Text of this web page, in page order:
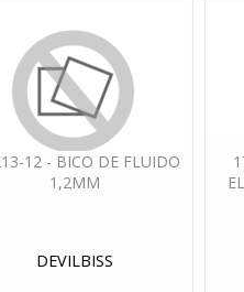
12 - BICO DE FLUIDO
1,2MM
DEVILBISS